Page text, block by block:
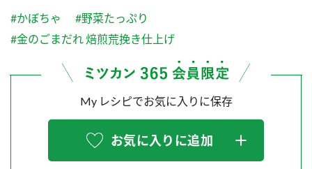
ふりかけ
炊き込みご飯の素 米飯用調味液
Fibee
納豆のサイト
三ツ判山吹
スペシャルサイト
お酢を知ろう！
MIM（ミツカンミュージアム）
お客様相談センター
お客様の声をいかしました
販売終了製品のご案内
よくあるご質問
#かぼちゃ
#野菜たっぷり
#金のごまだれ 焙煎荒挽き仕上げ
My レシピでお気に入りに保存
お気に入りに追加